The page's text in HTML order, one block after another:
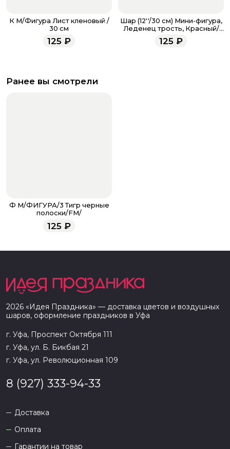
К М/Фигура Лист кленовый /
30 см
125 ₽
Шар (12''/30 см) Мини-фигура,
Леденец трость, Красный/
Зеленый
125 ₽
Ранее вы смотрели
Ф М/ФИГУРА/3 Тигр черные
полоски/FM/
125 ₽
2026 «Идея Праздника» — доставка цветов и воздушных
шаров, оформление праздников в Уфа
г. Уфа, Проспект Октября 111
г. Уфа, ул. Б. Бикбая 21
г. Уфа, ул. Революционная 109
8 (927) 333-94-33
Доставка
Оплата
Гарантии на товар